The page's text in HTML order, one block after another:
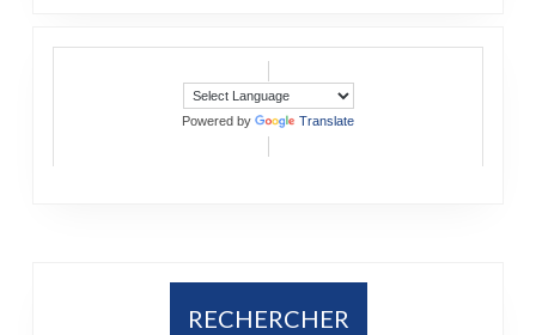
Powered by Translate
RECHERCHER